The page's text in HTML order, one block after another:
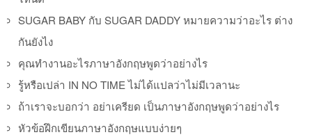
SUGAR BABY กับ SUGAR DADDY หมายความว่าอะไร ต่าง
กันยังไง
คุณทำงานอะไรภาษาอังกฤษพูดว่าอย่างไร
รู้หรือเปล่า IN NO TIME ไม่ได้แปลว่าไม่มีเวลานะ
ถ้าเราจะบอกว่า อย่าเครียด เป็นภาษาอังกฤษพูดว่าอย่างไร
หัวข้อฝึกเขียนภาษาอังกฤษแบบง่ายๆ